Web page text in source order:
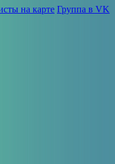
на карте Группа в VK